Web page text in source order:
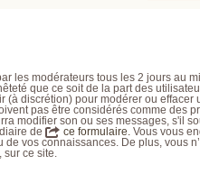
les modérateurs tous les 2 jours au
que ce soit de la part des
(à discrétion) pour modérer ou effacer
pas être considérés comme des
modifier son ou ses messages, s'il
de
ce formulaire. Vous vous
vos connaissances. De plus, vous
sur ce site.